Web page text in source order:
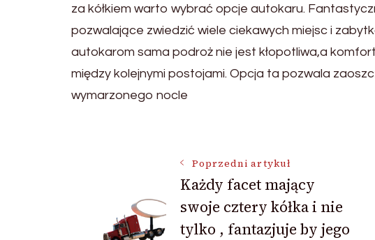
za kółkiem warto wybrać opcje autokaru.
pozwalające zwiedzić wiele ciekawych miejsc i
autokarom sama podroż nie jest kłopotliwa,a
między kolejnymi postojami. Opcja ta pozwala
wymarzonego nocle
Nawigacja
wpisu
Poprzedni artykuł
Każdy facet mający
swoje cztery kółka i nie
tylko , fantazjuje by jego